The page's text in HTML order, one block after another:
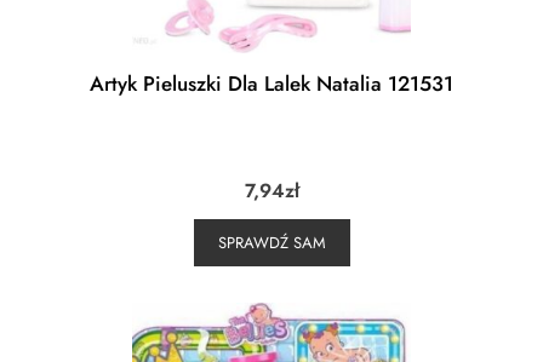
Artyk Pieluszki Dla Lalek Natalia 121531
7,94zł
SPRAWDŹ SAM